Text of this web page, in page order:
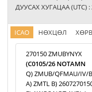
ДУУСАХ ХУГАЦАА (UTC) :
ICAO НӨХЦӨЛ
270150 ZMUBYNYX
(C0105/26 NOTAMN
Q) ZMUB/QFMAU/IV/
A) ZMTL B)